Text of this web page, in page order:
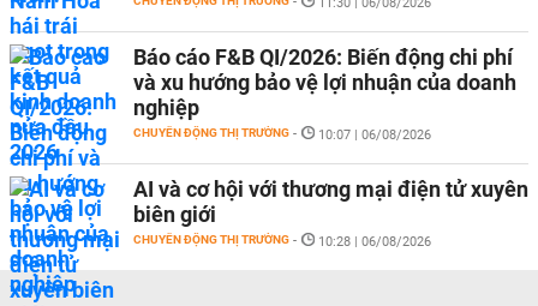
Báo cáo F&B QI/2026: Biến động chi phí
và xu hướng bảo vệ lợi nhuận của doanh
nghiệp
CHUYỂN ĐỘNG THỊ TRƯỜNG - 10:07 | 06/08/2026
AI và cơ hội với thương mại điện tử xuyên
biên giới
CHUYỂN ĐỘNG THỊ TRƯỜNG - 10:28 | 06/08/2026